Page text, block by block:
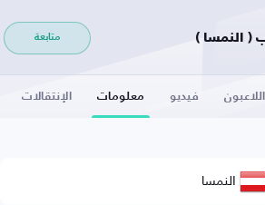
) متابعة
اللاعبون فيديو معلومات الإنتقالات
النمسا